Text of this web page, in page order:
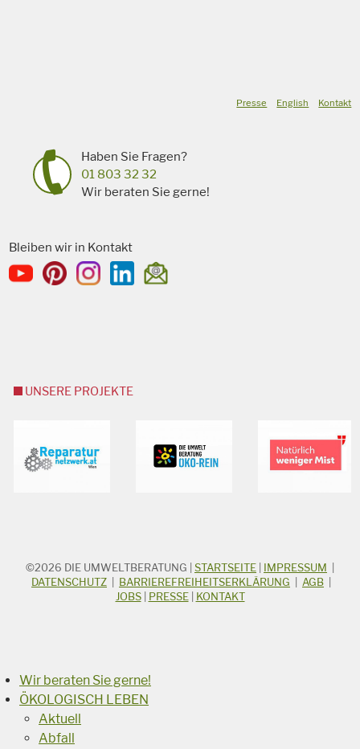
Presse English Kontakt
Haben Sie Fragen?
01 803 32 32
Wir beraten Sie gerne!
Bleiben wir in Kontakt
UNSERE PROJEKTE
STICHWORTSUCHE
Suchbegriff
©2026 DIE UMWELTBERATUNG STARTSEITE IMPRESSUM
DATENSCHUTZ
BARRIEREFREIHEITSERKLÄRUNG AGB
JOBS| PRESSE| KONTAKT
Wir beraten Sie gerne!
ÖKOLOGISCH LEBEN
Aktuell
Abfall